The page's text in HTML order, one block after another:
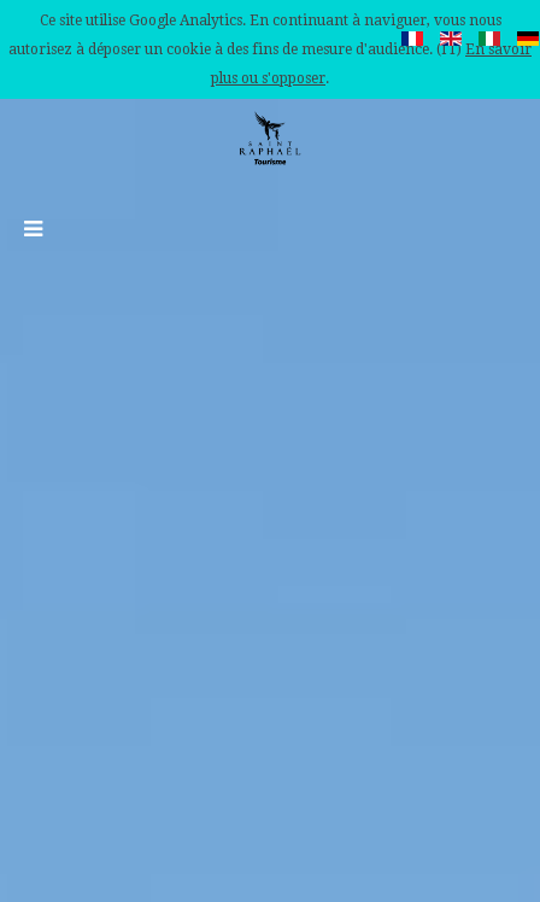
Ce site utilise Google Analytics. En continuant à naviguer, vous nous
autorisez à déposer un cookie à des fins de mesure d'audience. (IT) En savoir
plus ou s'opposer.